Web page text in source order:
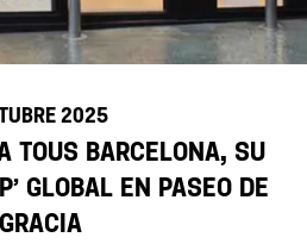
2025
TOUS Barcelona, su
global en Paseo de
Gracia